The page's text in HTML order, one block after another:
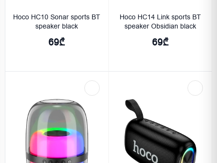
Hoco HC10 Sonar sports BT
speaker black
69₾
Hoco HC14 Link sports BT
speaker Obsidian black
69₾